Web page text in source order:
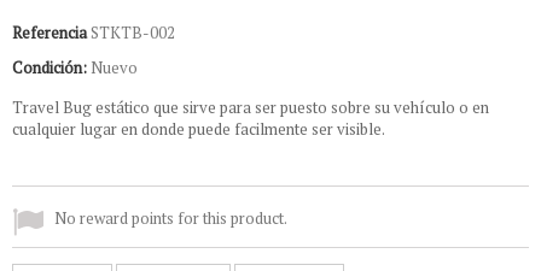
ReferenciaSTKTB-002
Condición: Nuevo
Travel Bug estático que sirve para ser puesto sobre su vehículo o en
cualquier lugar en donde puede facilmente ser visible.
No reward points for this product.